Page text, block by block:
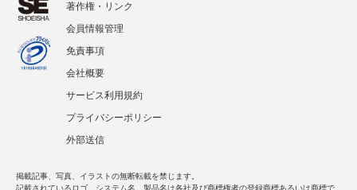
著作権・リンク
会員情報管理
免責事項
会社概要
サービス利用規約
プライバシーポリシー
外部送信
掲載記事、写真、イラストの無断転載を禁じます。
記載されているロゴ、システム名、製品名は各社及び商標権者の登録商標あるいは商標で